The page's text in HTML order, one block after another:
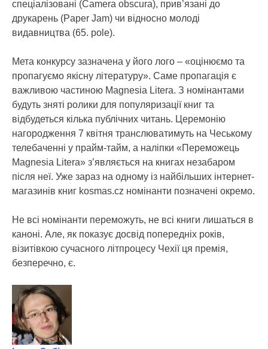
спеціалізовані (Camera obscura), прив’язані до
друкарень (Paper Jam) чи відносно молоді
видавництва (65. pole).
Мета конкурсу зазначена у його лого – «оцінюємо та
пропагуємо якісну літературу». Саме пропагація є
важливою частиною Magnesia Litera. З номінантами
будуть зняті ролики для популяризації книг та
відбудеться кілька публічних читань. Церемонію
нагородження 7 квітня транслюватимуть на Чеському
телебаченні у прайм-тайм, а наліпки «Переможець
Magnesia Litera» з’являється на книгах незабаром
після неї. Уже зараз на одному із найбільших інтернет-
магазинів книг kosmas.cz номінанти позначені окремо.
Не всі номінанти переможуть, не всі книги лишаться в
каноні. Але, як показує досвід попередніх років,
візитівкою сучасного літпроцесу Чехії ця премія,
безперечно, є.